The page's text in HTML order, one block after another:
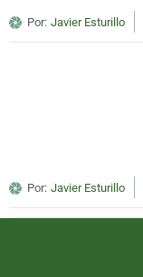
Por: Javier Esturillo
Por: Javier Esturillo